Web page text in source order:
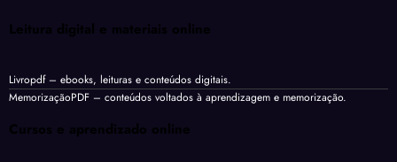
Leitura digital e materiais online
Livropdf– ebooks, leituras e conteúdos digitais.
MemorizaçãoPDF – conteúdos voltados à aprendizagem e memorização.
Cursos e aprendizado online